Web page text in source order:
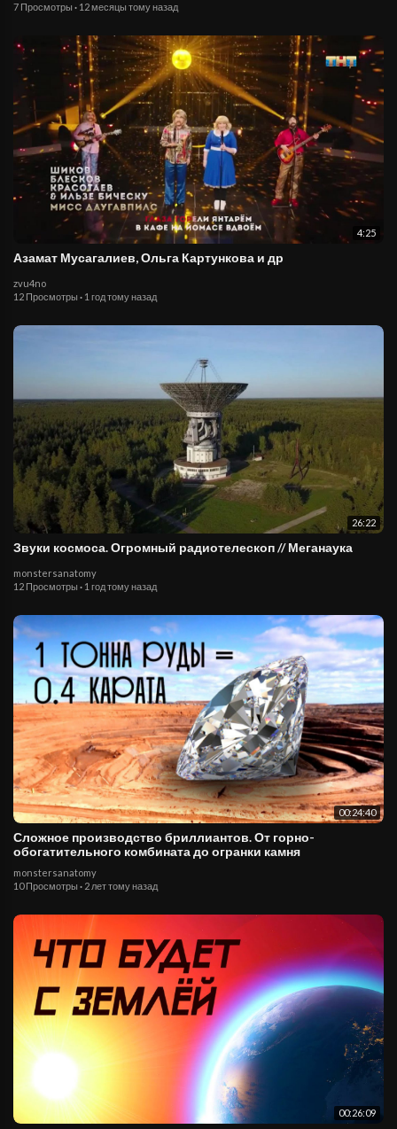
7 Просмотры · 12 месяцы тому назад
4:25
Азамат Мусагалиев, Ольга Картункова и др
zvu4no
12 Просмотры · 1 год тому назад
26:22
Звуки космоса. Огромный радиотелескоп // Меганаука
monstersanatomy
12 Просмотры · 1 год тому назад
00:24:40
Сложное производство бриллиантов. От горно-
обогатительного комбината до огранки камня
monstersanatomy
10 Просмотры · 2 лет тому назад
00:26:09